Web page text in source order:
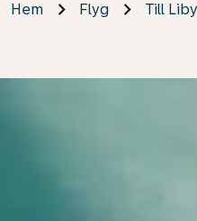
Hem Flyg Till